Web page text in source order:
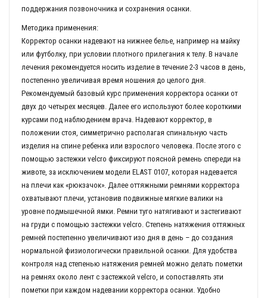
поддержания позвоночника и сохранения осанки.
Методика применения:
Корректор осанки надевают на нижнее белье, например на майку
или футболку, при условии плотного прилегания к телу. В начале
лечения рекомендуется носить изделие в течение 2-3 часов в день,
постепенно увеличивая время ношения до целого дня.
Рекомендуемый базовый курс применения корректора осанки от
двух до четырех месяцев. Далее его используют более короткими
курсами под наблюдением врача. Надевают корректор, в
положении стоя, симметрично располагая спинальную часть
изделия на спине ребенка или взрослого человека. После этого с
помощью застежки velcro фиксируют поясной ремень спереди на
животе, за исключением модели ELAST 0107, которая надевается
на плечи как «рюкзачок». Далее оттяжными ремнями корректора
охватывают плечи, установив подвижные мягкие валики на
уровне подмышечной ямки. Ремни туго натягивают и застегивают
на груди с помощью застежки velcro. Степень натяжения оттяжных
ремней постепенно увеличивают изо дня в день – до создания
нормальной физиологически правильной осанки. Для удобства
контроля над степенью натяжения ремней можно делать пометки
на ремнях около лент с застежкой velcro, и сопоставлять эти
пометки при каждом надевании корректора осанки. Удобно